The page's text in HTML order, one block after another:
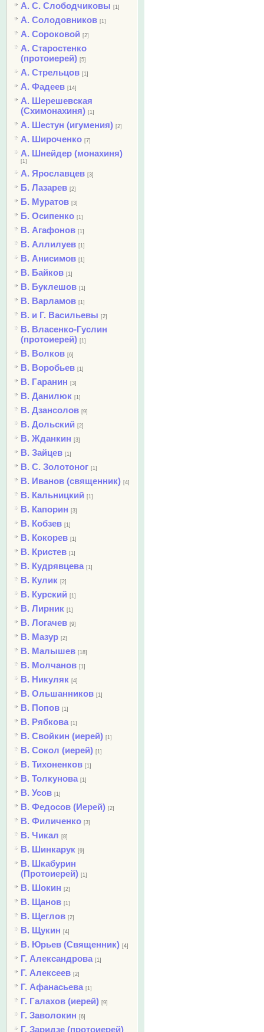
А. С. Слободчиковы [1]
А. Солодовников [1]
А. Сороковой [2]
А. Старостенко
(протоиерей) [5]
А. Стрельцов [1]
А. Фадеев [14]
А. Шерешевская
(Схимонахиня) [1]
А. Шестун (игумения) [2]
А. Широченко [7]
А. Шнейдер (монахиня)
[1]
А. Ярославцев [3]
Б. Лазарев [2]
Б. Муратов [3]
Б. Осипенко [1]
В. Агафонов [1]
В. Аллилуев [1]
В. Анисимов [1]
В. Байков [1]
В. Буклешов [1]
В. Варламов [1]
В. и Г. Васильевы [2]
В. Власенко-Гуслин
(протоиерей) [1]
В. Волков [6]
В. Воробьев [1]
В. Гаранин [3]
В. Данилюк [1]
В. Дзансолов [9]
В. Дольский [2]
В. Жданкин [3]
В. Зайцев [1]
В. С. Золотоног [1]
В. Иванов (священник) [4]
В. Кальницкий [1]
В. Капорин [3]
В. Кобзев [1]
В. Кокорев [1]
В. Кристев [1]
В. Кудрявцева [1]
В. Кулик [2]
В. Курский [1]
В. Лирник [1]
В. Логачев [9]
В. Мазур [2]
В. Малышев [18]
В. Молчанов [1]
В. Никуляк [4]
В. Ольшанников [1]
В. Попов [1]
В. Рябкова [1]
В. Свойкин (иерей) [1]
В. Сокол (иерей) [1]
В. Тихоненков [1]
В. Толкунова [1]
В. Усов [1]
В. Федосов (Иерей) [2]
В. Филиченко [3]
В. Чикал [8]
В. Шинкарук [9]
В. Шкабурин
(Протоиерей) [1]
В. Шокин [2]
В. Щанов [1]
В. Щеглов [2]
В. Щукин [4]
В. Юрьев (Священник) [4]
Г. Александрова [1]
Г. Алексеев [2]
Г. Афанасьева [1]
Г. Галахов (иерей) [9]
Г. Заволокин [6]
Г. Заридзе (протоиерей)